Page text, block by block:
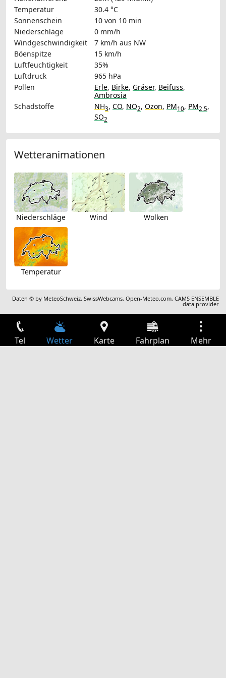
Temperatur
30.4 °C
Sonnenschein
10 von 10 min
Niederschläge
0 mm/h
Windgeschwindigkeit
7 km/h aus NW
Böenspitze
15 km/h
Luftfeuchtigkeit
35%
Luftdruck
965 hPa
Pollen
Erle, Birke, Gräser, Beifuss,
Ambrosia
Schadstoffe
NH3, CO, NO2, Ozon, PM10, PM2.5,
SO2
Wetteranimationen
Niederschläge Wind Wolken
Temperatur
Daten © by MeteoSchweiz,SwissWebcams,Open-Meteo.com,CAMS ENSEMBLE
data provider
Tel Wetter Karte Fahrplan Mehr